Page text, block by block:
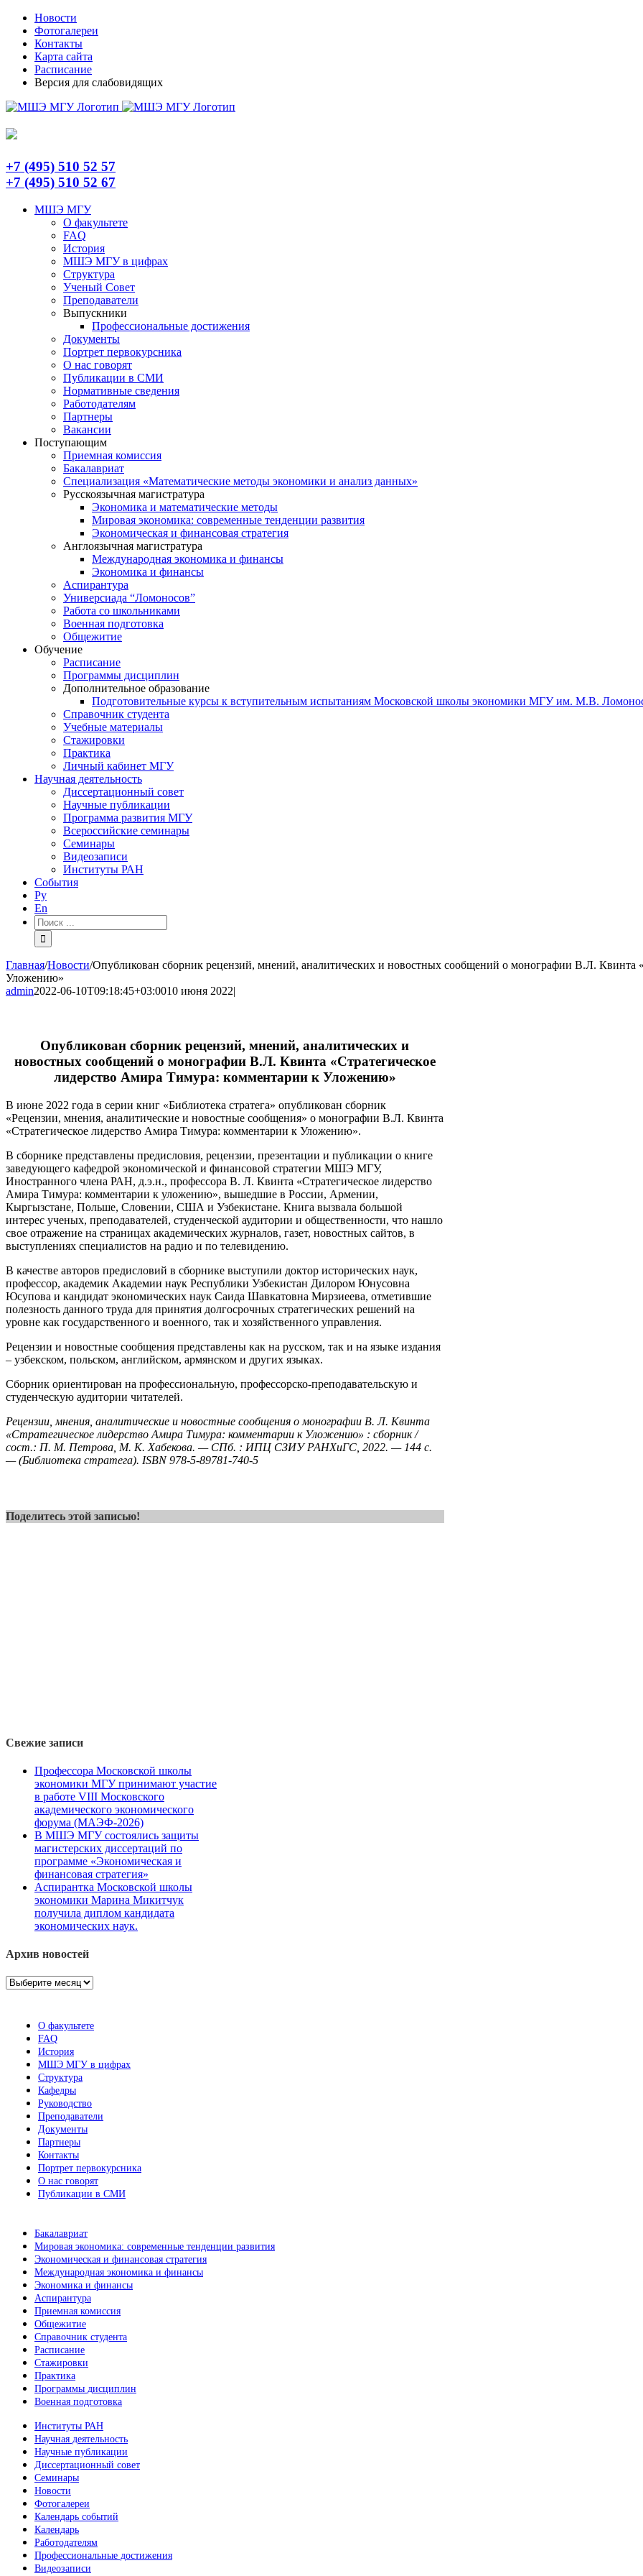
Skip
content
TelegramНовости
Фотогалереи
Контакты
Карта сайта
Расписание
Версия для слабовидящих
+7 (495) 510 52 57
+7 (495) 510 52 67
МШЭ МГУ
О факультете
FAQ
История
МШЭ МГУ в цифрах
Структура
Ученый Совет
Преподаватели
Выпускники
Профессиональные достижения
Документы
Портрет первокурсника
О нас говорят
Публикации в СМИ
Нормативные сведения
Работодателям
Партнеры
Вакансии
Поступающим
Приемная комиссия
Бакалавриат
Специализация «Математические методы экономики и анализ данных»
Русскоязычная магистратура
Экономика и математические методы
Мировая экономика: современные тенденции развития
Экономическая и финансовая стратегия
Англоязычная магистратура
Международная экономика и финансы
Экономика и финансы
Аспирантура
Универсиада “Ломоносов”
Работа со школьниками
Военная подготовка
Общежитие
Обучение
Расписание
Программы дисциплин
Дополнительное образование
Подготовительные курсы к вступительным испытаниям Московской школы экономики МГУ им. М.В.
Справочник студента
Учебные материалы
Стажировки
Практика
Личный кабинет МГУ
Научная деятельность
Диссертационный совет
Научные публикации
Программа развития МГУ
Всероссийские семинары
Семинары
Видеозаписи
Институты РАН
События
Ру
En
Результат
поиска:
Главная/Новости/Опубликован сборник рецензий, мнений, аналитических и новостных сообщений о монографии В.Л. Квинта
Уложению»
admin2022-06-10T09:18:45+03:0010 июня 2022|
Опубликован сборник рецензий, мнений, аналитических и
новостных сообщений о монографии В.Л. Квинта «Стратегическое
лидерство Амира Тимура: комментарии к Уложению»
В июне 2022 года в серии книг «Библиотека стратега» опубликован сборник
«Рецензии, мнения, аналитические и новостные сообщения» о монографии В.Л. Квинта
«Стратегическое лидерство Амира Тимура: комментарии к Уложению».
В сборнике представлены предисловия, рецензии, презентации и публикации о книге
заведующего кафедрой экономической и финансовой стратегии МШЭ МГУ,
Иностранного члена РАН, д.э.н., профессора В. Л. Квинта «Стратегическое лидерство
Амира Тимура: комментарии к уложению», вышедшие в России, Армении,
Кыргызстане, Польше, Словении, США и Узбекистане. Книга вызвала большой
интерес ученых, преподавателей, студенческой аудитории и общественности, что нашло
свое отражение на страницах академических журналов, газет, новостных сайтов, в
выступлениях специалистов на радио и по телевидению.
В качестве авторов предисловий в сборнике выступили доктор исторических наук,
профессор, академик Академии наук Республики Узбекистан Дилором Юнусовна
Юсупова и кандидат экономических наук Саида Шавкатовна Мирзиеева, отметившие
полезность данного труда для принятия долгосрочных стратегических решений на
уровне как государственного и военного, так и хозяйственного управления.
Рецензии и новостные сообщения представлены как на русском, так и на языке издания
– узбекском, польском, английском, армянском и других языках.
Сборник ориентирован на профессиональную, профессорско-преподавательскую и
студенческую аудитории читателей.
Рецензии, мнения, аналитические и новостные сообщения о монографии В. Л. Квинта
«Стратегическое лидерство Амира Тимура: комментарии к Уложению» : сборник /
сост.: П. М. Петрова, М. К. Хабекова. — СПб. : ИПЦ СЗИУ РАНХиГС, 2022. — 144 c.
— (Библиотека стратега). ISBN 978-5-89781-740-5
Поделитесь этой записью!
Свежие записи
Профессора Московской школы
экономики МГУ принимают участие
в работе VIII Московского
академического экономического
форума (МАЭФ-2026)
В МШЭ МГУ состоялись защиты
магистерских диссертаций по
программе «Экономическая и
финансовая стратегия»
Аспирантка Московской школы
экономики Марина Микитчук
получила диплом кандидата
экономических наук.
Архив новостей
Архив
О факультете
FAQ
История
МШЭ МГУ в цифрах
Структура
Кафедры
Руководство
Преподаватели
Документы
Партнеры
Контакты
Портрет первокурсника
О нас говорят
Публикации в СМИ
Бакалавриат
Мировая экономика: современные тенденции развития
Экономическая и финансовая стратегия
Международная экономика и финансы
Экономика и финансы
Аспирантура
Приемная комиссия
Общежитие
Справочник студента
Расписание
Стажировки
Практика
Программы дисциплин
Военная подготовка
Институты РАН
Научная деятельность
Научные публикации
Диссертационный совет
Семинары
Новости
Фотогалереи
Календарь событий
Календарь
Работодателям
Профессиональные достижения
Видеозаписи